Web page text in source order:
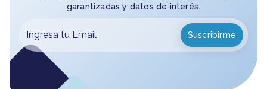
garantizadas y datos de interés.